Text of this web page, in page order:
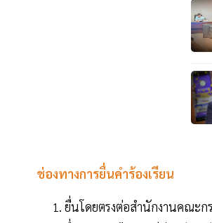
ช่องทางการยื่นคำร้องเรียน
ยื่นโดยตรงต่อสำนักงานคณะ